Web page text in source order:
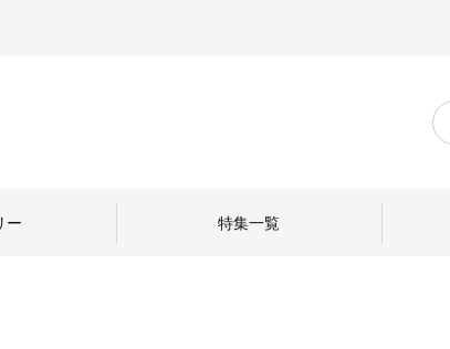
キ
ー
ー 特集一覧